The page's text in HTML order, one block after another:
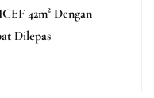
42m² Dengan
Dilepas